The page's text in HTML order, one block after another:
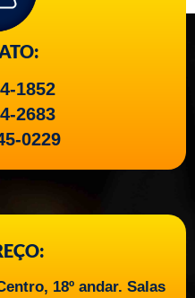
1852
2683
0229
18º andar. Salas